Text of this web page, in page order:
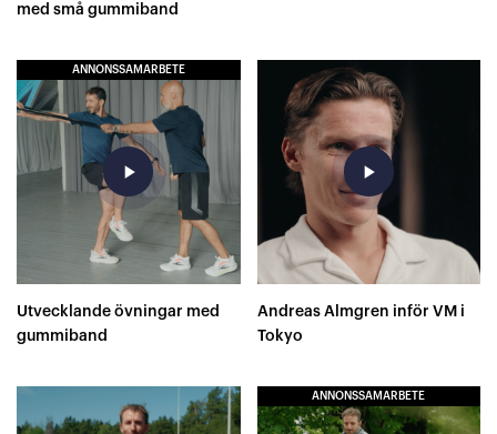
med små gummiband
ANNONSSAMARBETE
play_arrow
Utvecklande övningar med
gummiband
play_arrow
Andreas Almgren inför VM i
Tokyo
ANNONSSAMARBETE